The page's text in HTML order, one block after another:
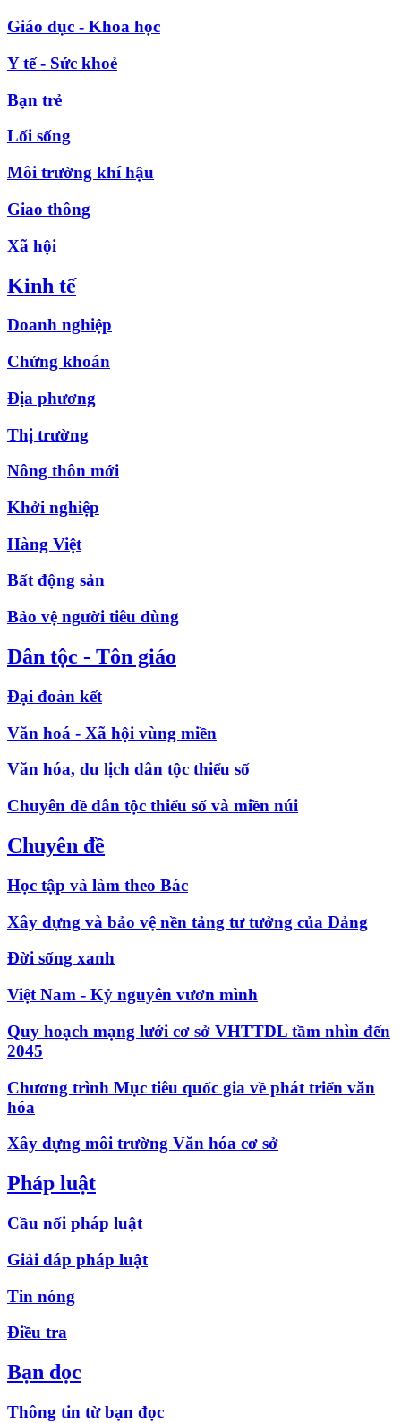
Giáo dục - Khoa học
Y tế - Sức khoẻ
Bạn trẻ
Lối sống
Môi trường khí hậu
Giao thông
Xã hội
Kinh tế
Doanh nghiệp
Chứng khoán
Địa phương
Thị trường
Nông thôn mới
Khởi nghiệp
Hàng Việt
Bất động sản
Bảo vệ người tiêu dùng
Dân tộc - Tôn giáo
Đại đoàn kết
Văn hoá - Xã hội vùng miền
Văn hóa, du lịch dân tộc thiểu số
Chuyên đề dân tộc thiểu số và miền núi
Chuyên đề
Học tập và làm theo Bác
Xây dựng và bảo vệ nền tảng tư tưởng của Đảng
Đời sống xanh
Việt Nam - Kỷ nguyên vươn mình
Quy hoạch mạng lưới cơ sở VHTTDL tầm nhìn đến
2045
Chương trình Mục tiêu quốc gia về phát triển văn
hóa
Xây dựng môi trường Văn hóa cơ sở
Pháp luật
Cầu nối pháp luật
Giải đáp pháp luật
Tin nóng
Điều tra
Bạn đọc
Thông tin từ bạn đọc